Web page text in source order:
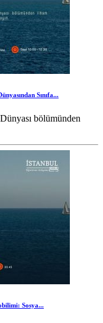
Sınıfa...
bölümünden
Sosya...